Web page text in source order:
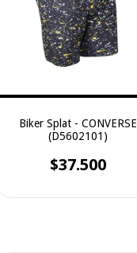
Biker Splat - CONVERSE
(D5602101)
$37.500